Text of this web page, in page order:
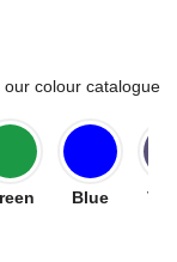
colour catalogue
Blue